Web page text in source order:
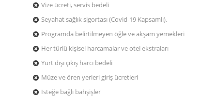
Vize ücreti, servis bedeli
Seyahat sağlık sigortası (Covid-19 Kapsamlı),
Programda belirtilmeyen öğle ve akşam yemekleri
Her türlü kişisel harcamalar ve otel ekstraları
Yurt dışı çıkış harcı bedeli
Müze ve ören yerleri giriş ücretleri
İsteğe bağlı bahşişler